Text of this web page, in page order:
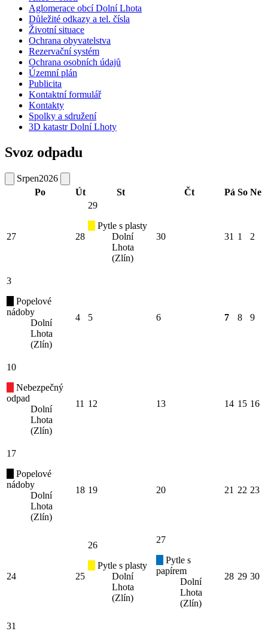
Aglomerace obcí Dolní Lhota
Důležité odkazy a tel. čísla
Životní situace
Ochrana obyvatelstva
Rezervační systém
Ochrana osobních údajů
Územní plán
Publicita
Kontaktní formulář
Kontakty
Spolky a sdružení
3D katastr Dolní Lhoty
Svoz odpadu
Srpen2026
Po
Út St Čt Pá So Ne
27 28
29
Pytle s plasty
Dolní
Lhota
(Zlín)
30 31 1 2
3
Popelové
nádoby
Dolní
Lhota
(Zlín)
4 5 6 7 8 9
10
Nebezpečný
odpad
Dolní
Lhota
(Zlín)
11 12 13 14 15 16
17
Popelové
nádoby
Dolní
Lhota
(Zlín)
18 19 20 21 22 23
24 25
26
Pytle s plasty
Dolní
Lhota
(Zlín)
27
Pytle s
papírem
Dolní
Lhota
(Zlín)
28 29 30
31